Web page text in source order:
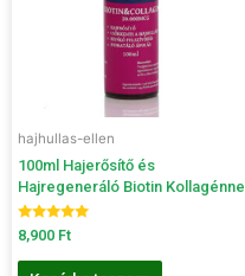
hajhullas-ellen
100ml Hajerősítő és
Hajregeneráló Biotin Kollagénnel
Értékelés:
5.00
/ 5
8,900 Ft